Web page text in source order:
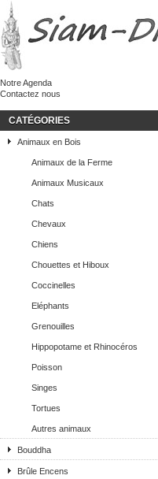
Notre Agenda
Contactez nous
CATÉGORIES
Animaux en Bois
Animaux de la Ferme
Animaux Musicaux
Chats
Chevaux
Chiens
Chouettes et Hiboux
Coccinelles
Eléphants
Grenouilles
Hippopotame et Rhinocéros
Poisson
Singes
Tortues
Autres animaux
Bouddha
Brûle Encens